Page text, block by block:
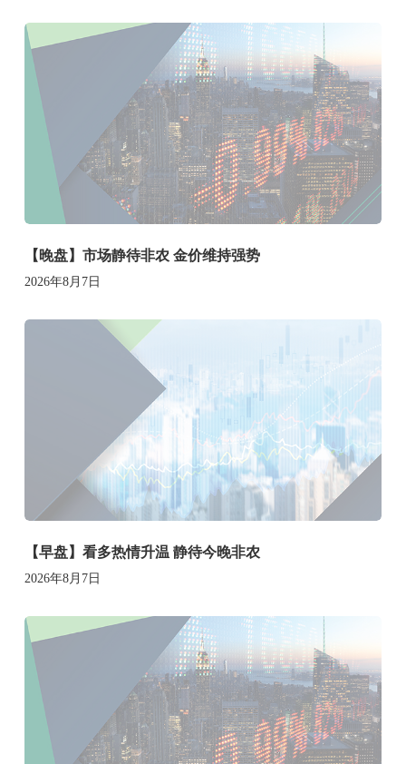
【晚盘】市场静待非农 金价维持强势
2026年8月7日
【早盘】看多热情升温 静待今晚非农
2026年8月7日